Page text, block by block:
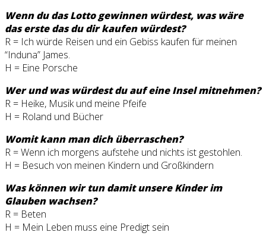
Wenn du das Lotto gewinnen würdest, was wäre
das erste das du dir kaufen würdest?
R = Ich würde Reisen und ein Gebiss kaufen für meinen
“Induna” James.
H = Eine Porsche
Wer und was würdest du auf eine Insel mitnehmen?
R = Heike, Musik und meine Pfeife
H = Roland und Bücher
Womit kann man dich überraschen?
R = Wenn ich morgens aufstehe und nichts ist gestohlen.
H = Besuch von meinen Kindern und Großkindern
Was können wir tun damit unsere Kinder im
Glauben wachsen?
R = Beten
H = Mein Leben muss eine Predigt sein